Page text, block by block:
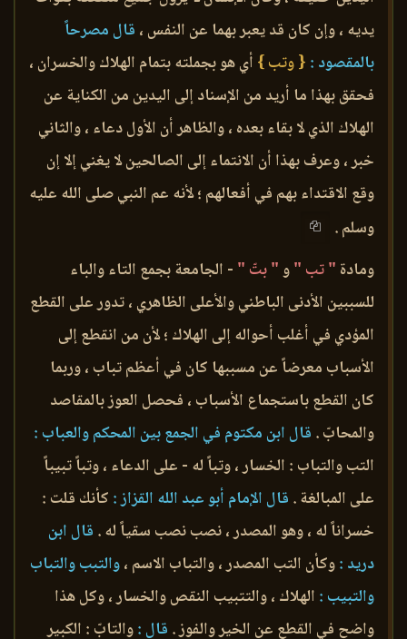
يديه ، وإن كان قد يعبر بهما عن النفس ، قال مصرحاً
بالمقصود : { وتب } أي هو بجملته بتمام الهلاك والخسران ،
فحقق بهذا ما أريد من الإسناد إلى اليدين من الكناية عن
الهلاك الذي لا بقاء بعده ، والظاهر أن الأول دعاء ، والثاني
خبر ، وعرف بهذا أن الانتماء إلى الصالحين لا يغني إلا إن
وقع الاقتداء بهم في أفعالهم ؛ لأنه عم النبي صلى الله عليه
وسلم .
ومادة " تب "و" بتّ " - الجامعة بجمع التاء والباء
للسببين الأدنى الباطني والأعلى الظاهري ، تدور على القطع
المؤدي في أغلب أحواله إلى الهلاك ؛ لأن من انقطع إلى
الأسباب معرضاً عن مسببها كان في أعظم تباب ، وربما
كان القطع باستجماع الأسباب ، فحصل العوز بالمقاصد
والمحابّ . قال ابن مكتوم في الجمع بين المحكم والعباب :
التب والتباب : الخسار ، وتباً له - على الدعاء ، وتباً تبيباً
على المبالغة . قال الإمام أبو عبد الله القزاز : كأنك قلت :
خسراناً له ، وهو المصدر ، نصب نصب سقياً له . قال ابن
دريد :وكأن التب المصدر ، والتباب الاسم ،والتبب والتباب
والتبيب : الهلاك ، والتتبيب النقص والخسار ، وكل هذا
واضح في القطع عن الخير والفوز . قال :والتابّ : الكبير